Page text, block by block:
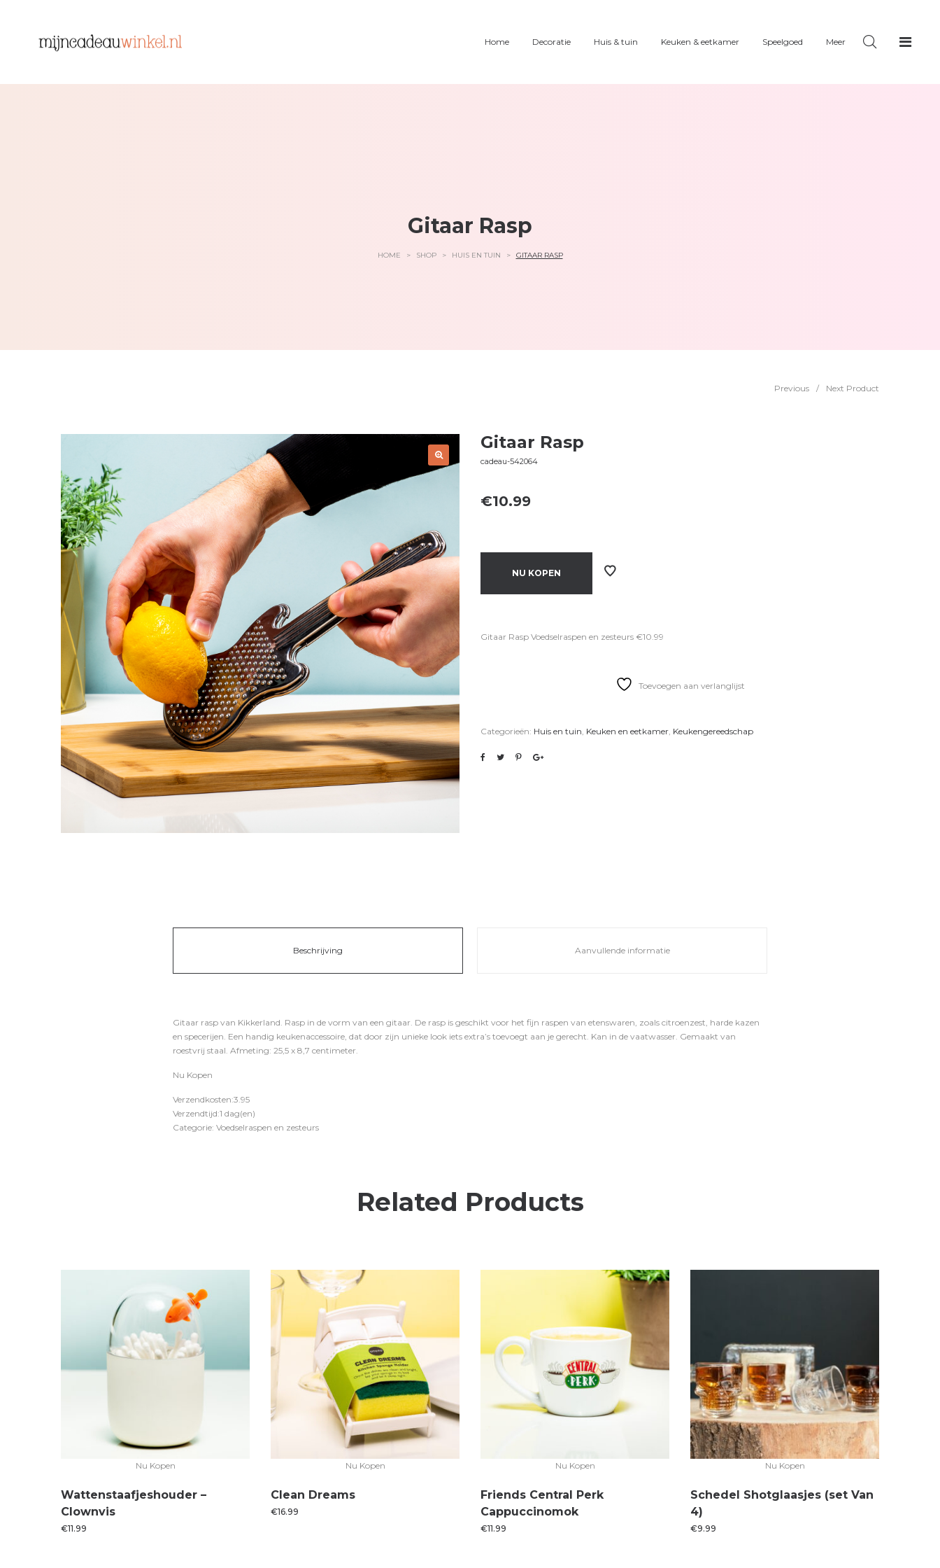
Home Decoratie Huis & tuin Keuken & eetkamer Speelgoed Meer
Gitaar Rasp
HOME > SHOP > HUIS EN TUIN > GITAAR RASP
Previous / Next Product
Gitaar Rasp
cadeau-542064
€10.99
NU KOPEN
Gitaar Rasp Voedselraspen en zesteurs €10.99
Toevoegen aan verlanglijst
Categorieën: Huis en tuin, Keuken en eetkamer, Keukengereedschap
Beschrijving Aanvullende informatie
Gitaar rasp van Kikkerland. Rasp in de vorm van een gitaar. De rasp is geschikt voor het fijn raspen van etenswaren, zoals citroenzest, harde kazen
en specerijen. Een handig keukenaccessoire, dat door zijn unieke look iets extra’s toevoegt aan je gerecht. Kan in de vaatwasser. Gemaakt van
roestvrij staal. Afmeting: 25,5 x 8,7 centimeter.
Nu Kopen
Verzendkosten:3.95
Verzendtijd:1 dag(en)
Categorie: Voedselraspen en zesteurs
Related Products
Nu Kopen
Wattenstaafjeshouder –
Clownvis
€11.99
Nu Kopen
Clean Dreams
€16.99
Nu Kopen
Friends Central Perk
Cappuccinomok
€11.99
Nu Kopen
Schedel Shotglaasjes (set Van
4)
€9.99